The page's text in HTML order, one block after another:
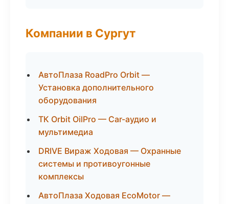
Компании в Сургут
АвтоПлаза RoadPro Orbit —
Установка дополнительного
оборудования
ТК Orbit OilPro — Car-аудио и
мультимедиа
DRIVE Вираж Ходовая — Охранные
системы и противоугонные
комплексы
АвтоПлаза Ходовая EcoMotor —